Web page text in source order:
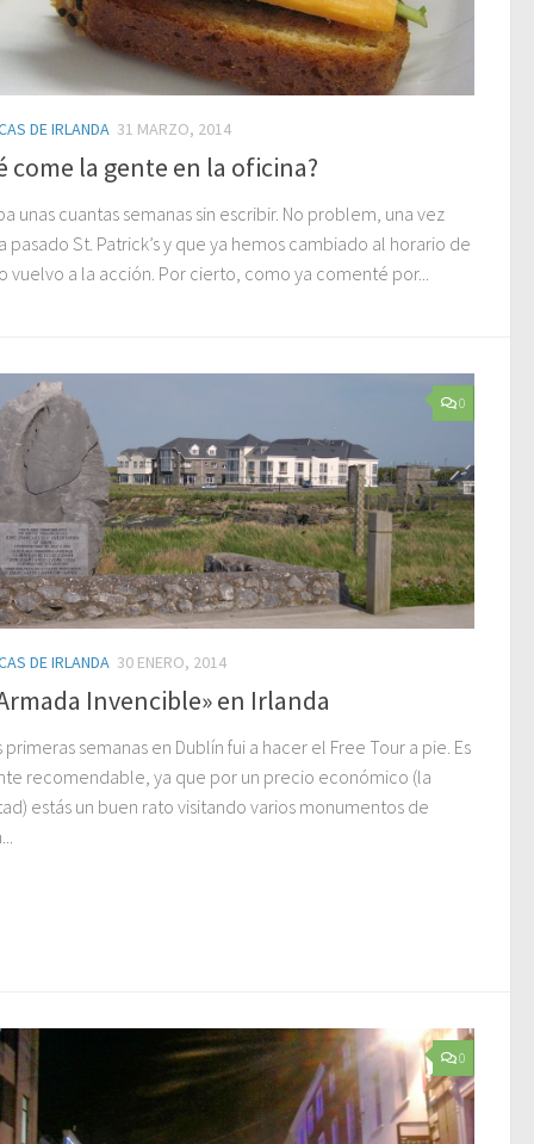
DE IRLANDA 31 MARZO, 2014
come la gente en la oficina?
unas cuantas semanas sin escribir. No problem, una vez
pasado St. Patrick’s y que ya hemos cambiado al horario de
vuelvo a la acción. Por cierto, como ya comenté por...
0
DE IRLANDA 30 ENERO, 2014
Invencible» en Irlanda
primeras semanas en Dublín fui a hacer el Free Tour a pie. Es
recomendable, ya que por un precio económico (la
estás un buen rato visitando varios monumentos de
0